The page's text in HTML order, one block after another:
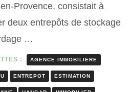
Provence, consistait à
deux entrepôts de stockage
…
: AGENCE IMMOBILIERE
ENTREPOT ESTIMATION